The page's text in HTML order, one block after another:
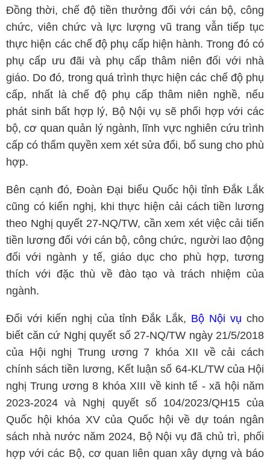
Đồng thời, chế độ tiền thưởng đối với cán bộ, công
chức, viên chức và lực lượng vũ trang vẫn tiếp tục
thực hiện các chế độ phụ cấp hiện hành. Trong đó có
phụ cấp ưu đãi và phụ cấp thâm niên đối với nhà
giáo. Do đó, trong quá trình thực hiện các chế độ phụ
cấp, nhất là chế độ phụ cấp thâm niên nghề, nếu
phát sinh bất hợp lý, Bộ Nội vụ sẽ phối hợp với các
bộ, cơ quan quản lý ngành, lĩnh vực nghiên cứu trình
cấp có thẩm quyền xem xét sửa đổi, bổ sung cho phù
hợp.
Bên cạnh đó, Đoàn Đại biểu Quốc hội tỉnh Đắk Lắk
cũng có kiến nghị, khi thực hiện cải cách tiền lương
theo Nghị quyết 27-NQ/TW, cần xem xét việc cải tiến
tiền lương đối với cán bộ, công chức, người lao động
đối với ngành y tế, giáo dục cho phù hợp, tương
thích với đặc thù về đào tạo và trách nhiệm của
ngành.
Đối với kiến nghị của tỉnh Đắk Lắk, Bộ Nội vụ cho
biết căn cứ Nghị quyết số 27-NQ/TW ngày 21/5/2018
của Hội nghị Trung ương 7 khóa XII về cải cách
chính sách tiền lương, Kết luận số 64-KL/TW của Hội
nghị Trung ương 8 khóa XIII về kinh tế - xã hội năm
2023-2024 và Nghị quyết số 104/2023/QH15 của
Quốc hội khóa XV của Quốc hội về dự toán ngân
sách nhà nước năm 2024, Bộ Nội vụ đã chủ trì, phối
hợp với các Bộ, cơ quan liên quan xây dựng và báo